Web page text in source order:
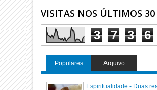
VISITAS NOS ÚLTIMOS 30
3 7 3 6
Populares Arquivo
Espiritualidade - Duas